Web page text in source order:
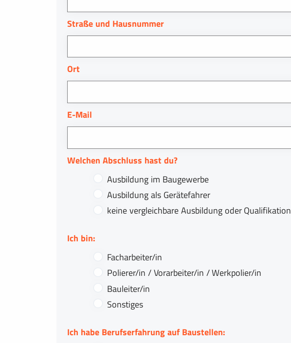
Straße und Hausnummer
Ort
E-Mail
Welchen Abschluss hast du?
Ausbildung im Baugewerbe
Ausbildung als Gerätefahrer
keine vergleichbare Ausbildung oder Qualifikation
Ich bin:
Facharbeiter/in
Polierer/in / Vorarbeiter/in / Werkpolier/in
Bauleiter/in
Sonstiges
Ich habe Berufserfahrung auf Baustellen: